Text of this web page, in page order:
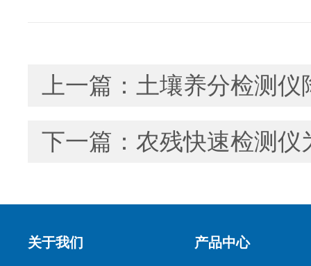
上一篇： 土壤养分检测仪
下一篇： 农残快速检测仪
关于我们 产品中心